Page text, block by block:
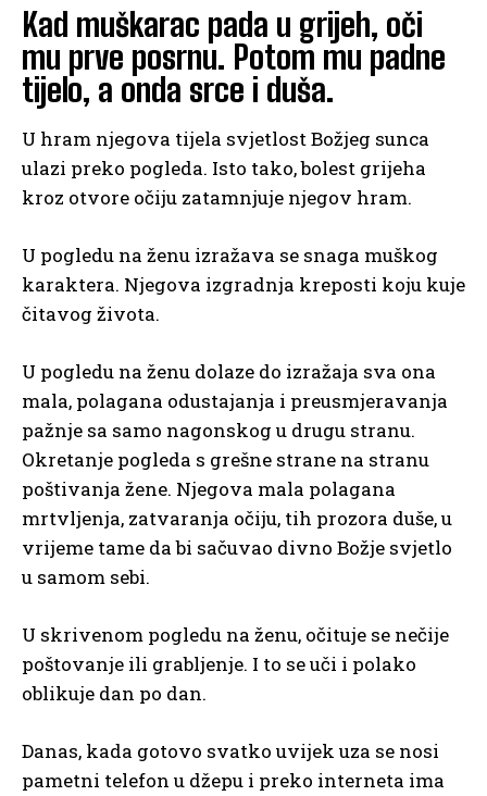
Kad muškarac pada u grijeh, oči
mu prve posrnu. Potom mu padne
tijelo, a onda srce i duša.
U hram njegova tijela svjetlost Božjeg sunca
ulazi preko pogleda. Isto tako, bolest grijeha
kroz otvore očiju zatamnjuje njegov hram.
U pogledu na ženu izražava se snaga muškog
karaktera. Njegova izgradnja kreposti koju kuje
čitavog života.
U pogledu na ženu dolaze do izražaja sva ona
mala, polagana odustajanja i preusmjeravanja
pažnje sa samo nagonskog u drugu stranu.
Okretanje pogleda s grešne strane na stranu
poštivanja žene. Njegova mala polagana
mrtvljenja, zatvaranja očiju, tih prozora duše, u
vrijeme tame da bi sačuvao divno Božje svjetlo
u samom sebi.
U skrivenom pogledu na ženu, očituje se nečije
poštovanje ili grabljenje. I to se uči i polako
oblikuje dan po dan.
Danas, kada gotovo svatko uvijek uza se nosi
pametni telefon u džepu i preko interneta ima